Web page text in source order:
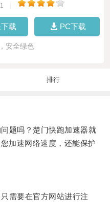
载 PC下载
安全绿色
排行
题吗？楚门快跑加速器就
加速网络速度，还能保护
需要在官方网站进行注